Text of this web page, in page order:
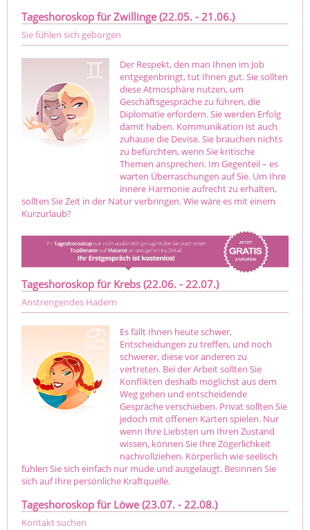
Tageshoroskop für Zwillinge (22.05. - 21.06.)
Sie fühlen sich geborgen
Der Respekt, den man Ihnen im Job
entgegenbringt, tut Ihnen gut. Sie sollten
diese Atmosphäre nutzen, um
Geschäftsgespräche zu führen, die
Diplomatie erfordern. Sie werden Erfolg
damit haben. Kommunikation ist auch
zuhause die Devise. Sie brauchen nichts
zu befürchten, wenn Sie kritische
Themen ansprechen. Im Gegenteil – es
warten Überraschungen auf Sie. Um Ihre
innere Harmonie aufrecht zu erhalten,
sollten Sie Zeit in der Natur verbringen. Wie wäre es mit einem
Kurzurlaub?
Tageshoroskop für Krebs (22.06. - 22.07.)
Anstrengendes Hadern
Es fällt Ihnen heute schwer,
Entscheidungen zu treffen, und noch
schwerer, diese vor anderen zu
vertreten. Bei der Arbeit sollten Sie
Konflikten deshalb möglichst aus dem
Weg gehen und entscheidende
Gespräche verschieben. Privat sollten Sie
jedoch mit offenen Karten spielen. Nur
wenn Ihre Liebsten um Ihren Zustand
wissen, können Sie Ihre Zögerlichkeit
nachvollziehen. Körperlich wie seelisch
fühlen Sie sich einfach nur müde und ausgelaugt. Besinnen Sie
sich auf Ihre persönliche Kraftquelle.
Tageshoroskop für Löwe (23.07. - 22.08.)
Kontakt suchen